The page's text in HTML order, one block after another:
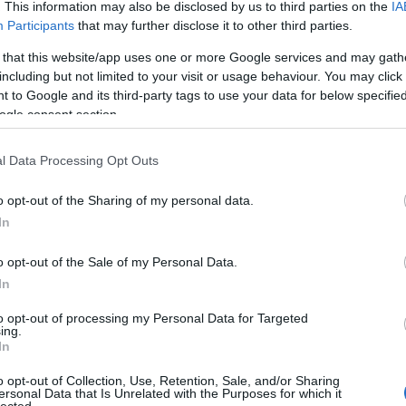
This information may also be disclosed by us to third parties on the
Participants that may further disclose it to other third parties.
that this website/app uses one or more Google services and may
but not limited to your visit or usage behaviour. You may
to Google and its third-party tags to use your data for below
consent section.
Data Processing Opt Outs
opt-out of the Sharing of my personal data.
opt-out of the Sale of my Personal Data.
opt-out of processing my Personal Data for Targeted
opt-out of Collection, Use, Retention, Sale, and/or Sharing
Data that Is Unrelated with the Purposes for which it
Gatsby
( 2) A
víg
Koncert